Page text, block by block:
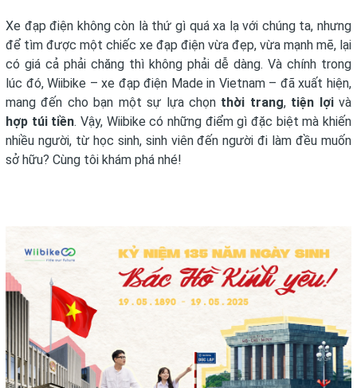
Xe đạp điện không còn là thứ gì quá xa lạ với chúng ta, nhưng
để tìm được một chiếc xe đạp điện vừa đẹp, vừa mạnh mẽ, lại
có giá cả phải chăng thì không phải dễ dàng. Và chính trong
lúc đó, Wiibike – xe đạp điện Made in Vietnam – đã xuất hiện,
mang đến cho bạn một sự lựa chọn thời trang, tiện lợivà
hợp túi tiền. Vậy, Wiibike có những điểm gì đặc biệt mà khiến
nhiều người, từ học sinh, sinh viên đến người đi làm đều muốn
sở hữu? Cùng tôi khám phá nhé!